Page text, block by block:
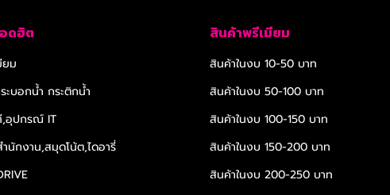
ดฮิต
ยม
ะบอกน้ำ กระติกน้ำ
,อุปกรณ์ IT
นักงาน,สมุดโน้ต,ไดอารี่
สินค้าพรีเมียม
สินค้าในงบ 10-50 บาท
สินค้าในงบ 50-100 บาท
สินค้าในงบ 100-150 บาท
สินค้าในงบ 150-200 บาท
สินค้าในงบ 200-250 บาท